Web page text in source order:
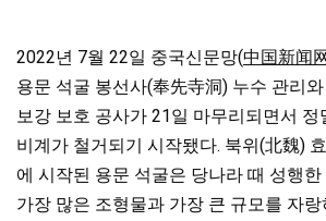
2022년 7월 22일 중국신문망(中国新闻
용문 석굴 봉선사(奉先寺洞) 누수 관리
보강 보호 공사가 21일 마무리되면서
비계가 철거되기 시작됐다. 북위(北魏)
에 시작된 용문 석굴은 당나라 때 성행한
가장 많은 조형물과 가장 큰 규모를 자